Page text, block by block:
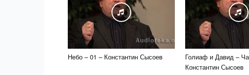
Небо – 01 – Константин Сысоев
Голиаф и Давид –
Константин Сысоев